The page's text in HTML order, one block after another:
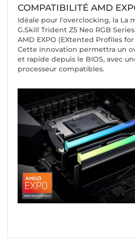
COMPATIBILITÉ AMD
Idéale pour l'overclocking, la La
G.Skill Trident Z5 Neo RGB
AMD EXPO (EXtented Profiles
Cette innovation permettra un
et rapide depuis le BIOS, avec
processeur compatibles.